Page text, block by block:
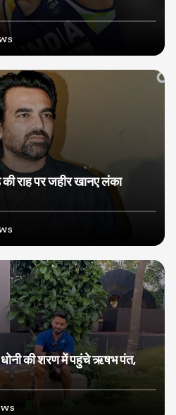
राह पर जहीर खानए लंका
की शरण में पहुंचे ऋषभ पंत,